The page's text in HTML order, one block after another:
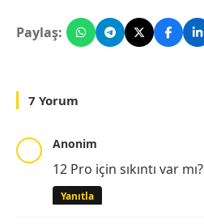
Paylaş:
7 Yorum
Anonim
12 Pro için sıkıntı var mı?
Yanıtla